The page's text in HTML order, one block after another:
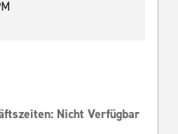
Nicht Verfügbar